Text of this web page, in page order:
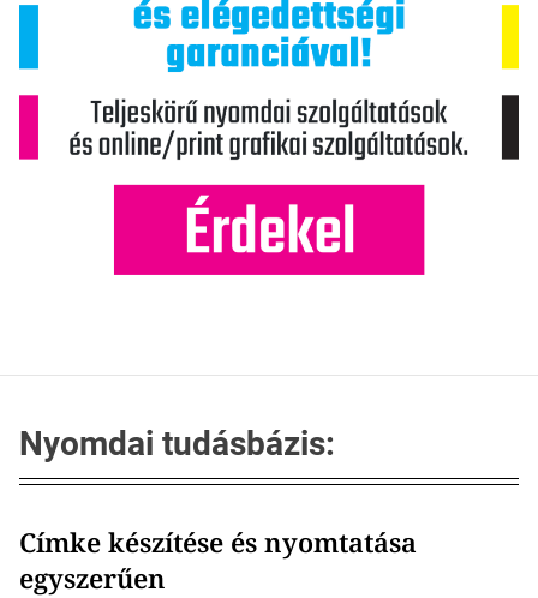
Nyomdai tudásbázis:
Címke készítése és nyomtatása
egyszerűen